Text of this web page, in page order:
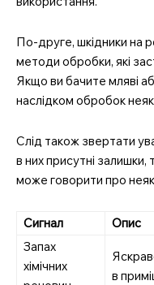
По-друге, шкідники на
методи обробки, які
Якщо ви бачите мляві
наслідком обробок
Слід також звертати
в них присутні залишки,
може говорити про
Сигнал
Опис
Запах
хімічних
в